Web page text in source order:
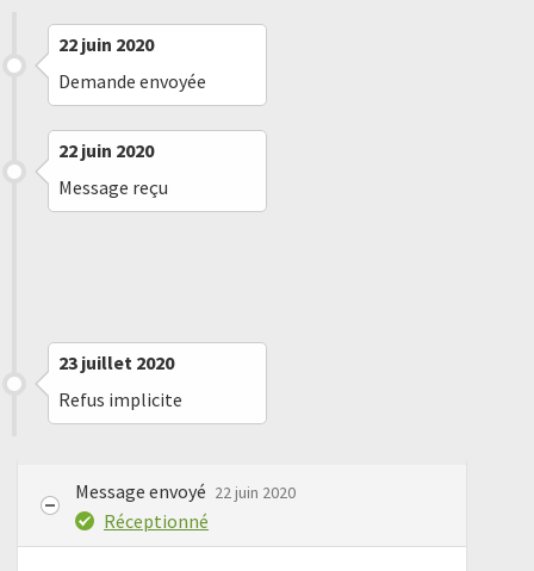
22 juin 2020
Demande envoyée
22 juin 2020
Message reçu
23 juillet 2020
Refus implicite
Message envoyé 22 juin 2020
Réceptionné